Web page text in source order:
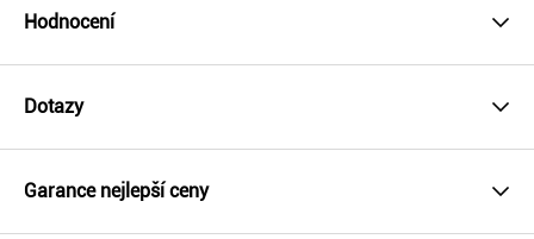
Hodnocení
Dotazy
Garance nejlepší ceny